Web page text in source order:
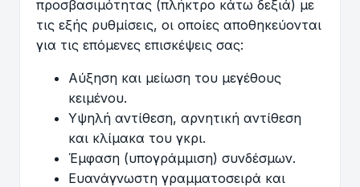
προσβασιμότητας (πλήκτρο κάτω δεξιά) με
τις εξής ρυθμίσεις, οι οποίες αποθηκεύονται
για τις επόμενες επισκέψεις σας:
Αύξηση και μείωση του μεγέθους
κειμένου.
Υψηλή αντίθεση, αρνητική αντίθεση
και κλίμακα του γκρι.
Έμφαση (υπογράμμιση) συνδέσμων.
Ευανάγνωστη γραμματοσειρά και